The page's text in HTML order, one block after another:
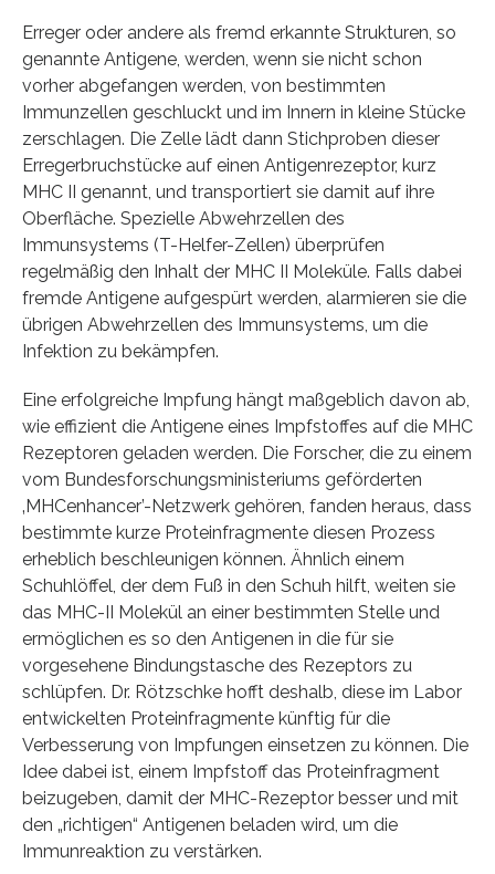
Erreger oder andere als fremd erkannte Strukturen, so
genannte Antigene, werden, wenn sie nicht schon
vorher abgefangen werden, von bestimmten
Immunzellen geschluckt und im Innern in kleine Stücke
zerschlagen. Die Zelle lädt dann Stichproben dieser
Erregerbruchstücke auf einen Antigenrezeptor, kurz
MHC II genannt, und transportiert sie damit auf ihre
Oberfläche. Spezielle Abwehrzellen des
Immunsystems (T-Helfer-Zellen) überprüfen
regelmäßig den Inhalt der MHC II Moleküle. Falls dabei
fremde Antigene aufgespürt werden, alarmieren sie die
übrigen Abwehrzellen des Immunsystems, um die
Infektion zu bekämpfen.
Eine erfolgreiche Impfung hängt maßgeblich davon ab,
wie effizient die Antigene eines Impfstoffes auf die MHC
Rezeptoren geladen werden. Die Forscher, die zu einem
vom Bundesforschungsministeriums geförderten
‚MHCenhancer’-Netzwerk gehören, fanden heraus, dass
bestimmte kurze Proteinfragmente diesen Prozess
erheblich beschleunigen können. Ähnlich einem
Schuhlöffel, der dem Fuß in den Schuh hilft, weiten sie
das MHC-II Molekül an einer bestimmten Stelle und
ermöglichen es so den Antigenen in die für sie
vorgesehene Bindungstasche des Rezeptors zu
schlüpfen. Dr. Rötzschke hofft deshalb, diese im Labor
entwickelten Proteinfragmente künftig für die
Verbesserung von Impfungen einsetzen zu können. Die
Idee dabei ist, einem Impfstoff das Proteinfragment
beizugeben, damit der MHC-Rezeptor besser und mit
den „richtigen“ Antigenen beladen wird, um die
Immunreaktion zu verstärken.